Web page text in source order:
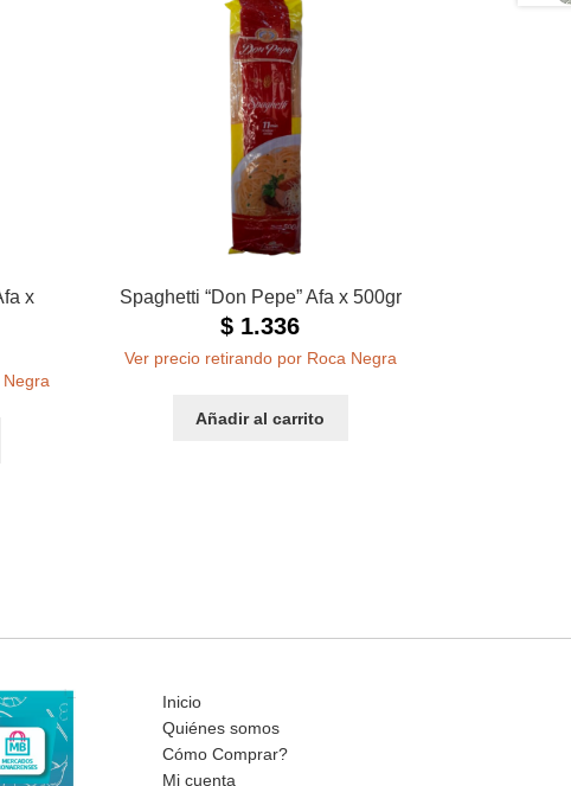
x
Spaghetti “Don Pepe” Afa x 500gr
$ 1.336
Ver precio retirando por Roca Negra
Añadir al carrito
Inicio
Quiénes somos
Cómo Comprar?
Mi cuenta